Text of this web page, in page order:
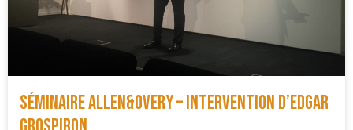
Séminaire Allen&Overy – Intervention d’Edgar